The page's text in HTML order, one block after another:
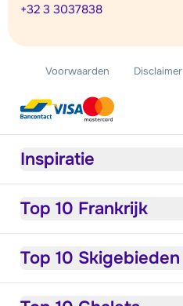
+32 3 3037838
Voorwaarden Disclaimer
Inspiratie
Top 10 Frankrijk
Top 10 Skigebieden